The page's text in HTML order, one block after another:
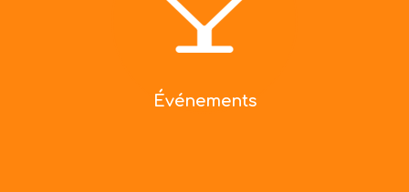
Événements